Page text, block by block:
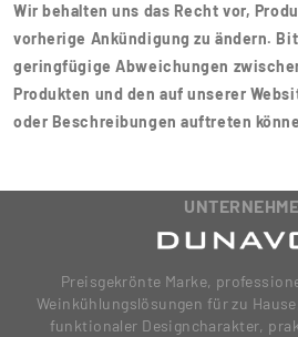
Wir behalten uns das Recht vor,
vorherige Ankündigung zu ändern.
geringfügige Abweichungen
Produkten und den auf unserer
oder Beschreibungen auftreten
Preisgekrönte Marke,
Weinkühlungslösungen für zu
funktionaler Designcharakter,